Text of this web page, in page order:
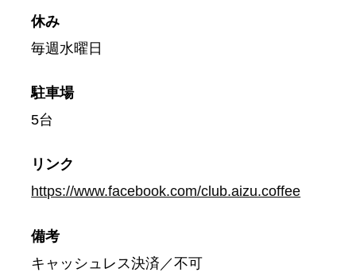
休み
毎週水曜日
駐車場
5台
リンク
https://www.facebook.com/club.aizu.coffee
備考
キャッシュレス決済／不可